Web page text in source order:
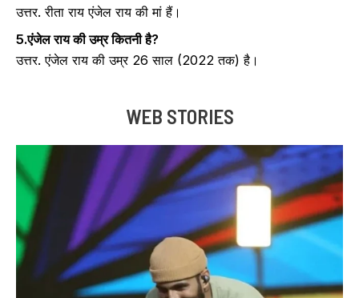
उत्तर. रीता राय एंजेल राय की मां हैं।
5.एंजेल राय की उम्र कितनी है?
उत्तर. एंजेल राय की उम्र 26 साल (2022 तक) है।
WEB STORIES